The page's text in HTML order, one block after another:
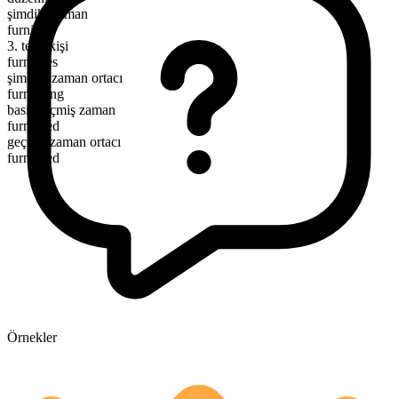
şimdiki zaman
furnish
3. tekil kişi
furnishes
şimdiki zaman ortacı
furnishing
basit geçmiş zaman
furnished
geçmiş zaman ortacı
furnished
Örnekler